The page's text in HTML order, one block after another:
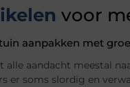
voor
aanpakken met
alle aandacht meestal
er soms slordig en